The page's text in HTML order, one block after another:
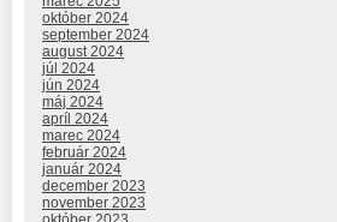
október 2024
september 2024
august 2024
júl 2024
jún 2024
máj 2024
apríl 2024
marec 2024
február 2024
január 2024
december 2023
november 2023